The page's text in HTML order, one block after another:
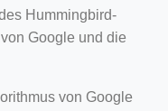
Hummingbird-
Google und die
von Google